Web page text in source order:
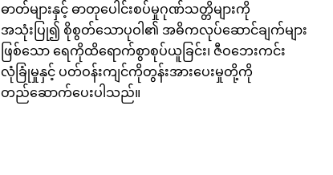
ဓာတ်များနှင့် ဓာတုပေါင်းစပ်မှုဂုဏ်သတ္တိများကို
အသုံးပြု၍ စိုစွတ်သောပုဝါ၏ အဓိကလုပ်ဆောင်ချက်များ
ဖြစ်သော ရေကိုထိရောက်စွာစုပ်ယူခြင်း၊ ဇီဝဘေးကင်း
လုံခြုံမှုနှင့် ပတ်ဝန်းကျင်ကိုတွန်းအားပေးမှုတို့ကို
တည်ဆောက်ပေးပါသည်။